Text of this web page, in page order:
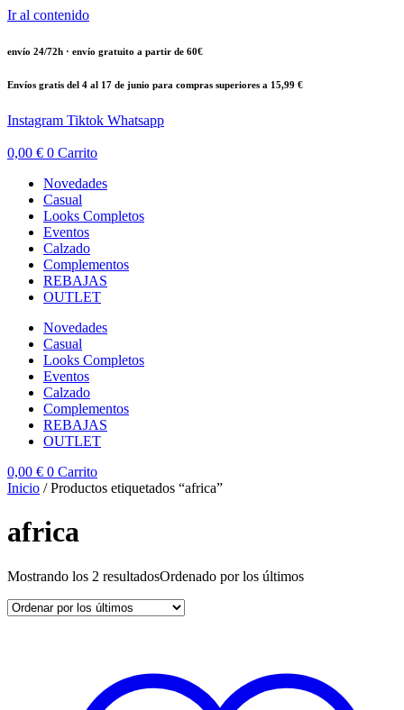
Ir al contenido
envío 24/72h · envío gratuito a partir de 60€
Envíos gratis del 4 al 17 de junio para compras superiores a 15,99 €
Instagram Tiktok Whatsapp
0,00 € 0 Carrito
Novedades
Casual
Looks Completos
Eventos
Calzado
Complementos
REBAJAS
OUTLET
Novedades
Casual
Looks Completos
Eventos
Calzado
Complementos
REBAJAS
OUTLET
0,00 € 0 Carrito
Inicio / Productos etiquetados “africa”
africa
Mostrando los 2 resultadosOrdenado por los últimos